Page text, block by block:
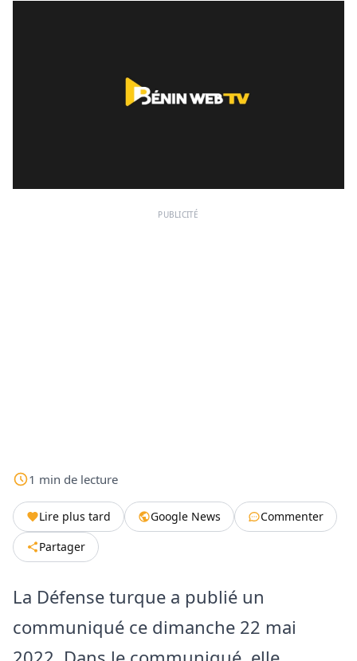
PUBLICITÉ
1 min de lecture
Lire plus tard Google News
Commenter
Partager
La Défense turque a publié un
communiqué ce dimanche 22 mai